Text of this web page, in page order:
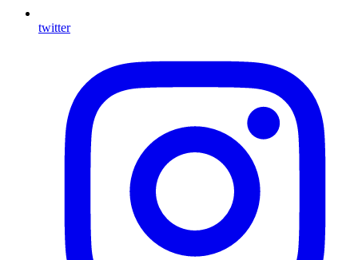
twitter